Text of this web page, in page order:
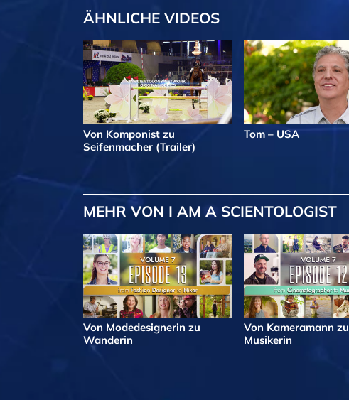
ÄHNLICHE VIDEOS
Von Komponist zu
Seifenmacher (Trailer)
Tom – USA
MEHRVON I AM A SCIENTOLOGIST
Von Modedesignerin zu
Wanderin
Von Kameramann zu
Musikerin